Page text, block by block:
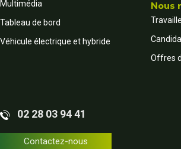
Multimédia
Tableau de bord
Véhicule électrique et hybride
Nous
Offres
02 28 03 94 41
Contactez-nous